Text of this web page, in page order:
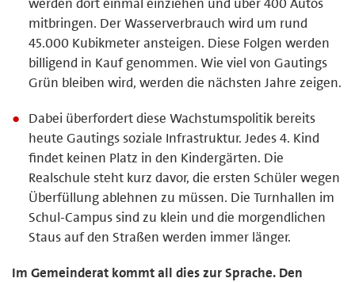
mitbringen. Der Wasserverbrauch wird um rund
45.000 Kubikmeter ansteigen. Diese Folgen werden
billigend in Kauf genommen. Wie viel von Gautings
Grün bleiben wird, werden die nächsten Jahre zeigen.
Dabei überfordert diese Wachstumspolitik bereits
heute Gautings soziale Infrastruktur. Jedes 4. Kind
findet keinen Platz in den Kindergärten. Die
Realschule steht kurz davor, die ersten Schüler wegen
Überfüllung ablehnen zu müssen. Die Turnhallen im
Schul-Campus sind zu klein und die morgendlichen
Staus auf den Straßen werden immer länger.
Im Gemeinderat kommt all dies zur Sprache. Den